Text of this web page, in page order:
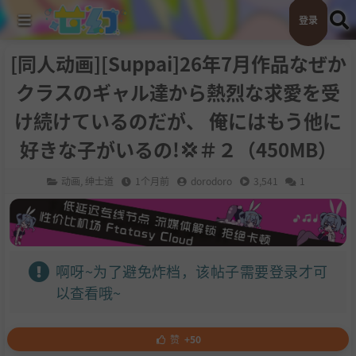
登录
[同人动画][Suppai]26年7月作品なぜか
クラスのギャル達から熱烈な求愛を受
け続けているのだが、 俺にはもう他に
好きな子がいるの!💢＃２（450MB）
动画 绅士道 1个月前 dorodoro 3,541 1
啊呀~为了避免炸档，该帖子需要登录才可
以查看哦~
赞 +50